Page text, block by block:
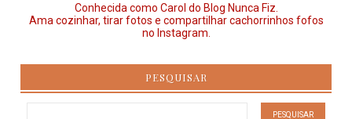
Conhecida como Carol do Blog Nunca Fiz.
Ama cozinhar, tirar fotos e compartilhar cachorrinhos fofos
no Instagram.
PESQUISAR